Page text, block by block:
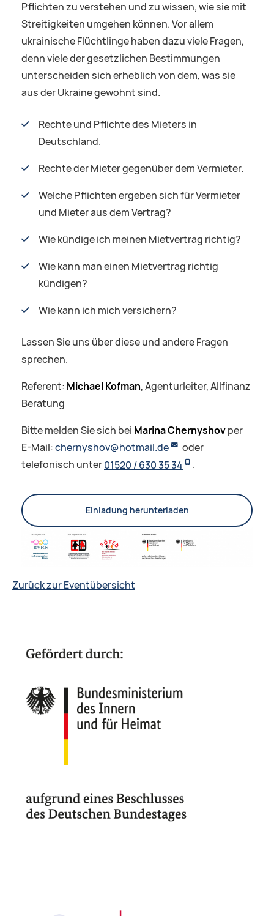
Pflichten zu verstehen und zu wissen, wie sie mit
Streitigkeiten umgehen können. Vor allem
ukrainische Flüchtlinge haben dazu viele Fragen,
denn viele der gesetzlichen Bestimmungen
unterscheiden sich erheblich von dem, was sie
aus der Ukraine gewohnt sind.
Rechte und Pflichte des Mieters in
Deutschland.
Rechte der Mieter gegenüber dem Vermieter.
Welche Pflichten ergeben sich für Vermieter
und Mieter aus dem Vertrag?
Wie kündige ich meinen Mietvertrag richtig?
Wie kann man einen Mietvertrag richtig
kündigen?
Wie kann ich mich versichern?
Lassen Sie uns über diese und andere Fragen
sprechen.
Referent: Michael Kofman, Agenturleiter, Allfinanz
Beratung
Bitte melden Sie sich bei Marina Chernyshovper
E-Mail:chernyshov@hotmail.de
oder
telefonisch unter01520 / 630 35 34 .
Einladung herunterladen
Zurück zur Eventübersicht